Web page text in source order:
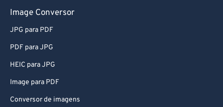
Image Conversor
JPG para PDF
PDF para JPG
HEIC para JPG
Image para PDF
Conversor de imagens